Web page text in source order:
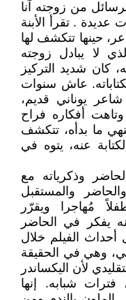
من زوجته آنا
عديدة . تقرأ الأبنة
حينها تتكشف لها
لا يبادل زوجته
كان شديد التركيز
عاش سنوات
يوناني قديم،
أفكاره فراح
ما بدأه، تتكشف
عنه، يتوه في
وذكرياته مع
والمستقبل
مُهاجرا ويقرّر
يفكر في الحاضر
الفيلم خلال
وهي في الحقيقة
لأن اليكساندر
شبابه. إنها